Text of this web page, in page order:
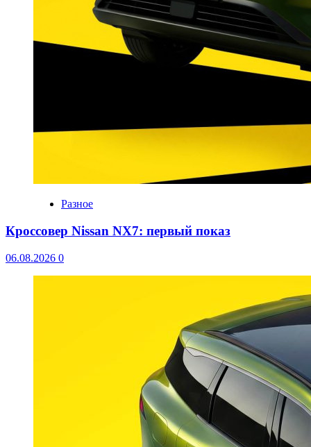
Разное
Кроссовер Nissan NX7: первый показ
06.08.2026 0